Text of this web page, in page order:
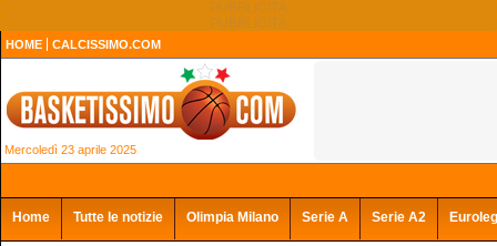
HOME CALCISSIMO.COM
Mercoledì 23 aprile 2025
Home Tutte le notizie Olimpia Milano Serie A Serie A2